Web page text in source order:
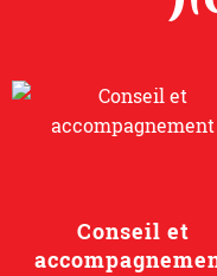
Conseil et